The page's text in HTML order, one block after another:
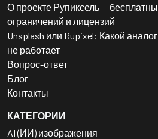
О проекте Рупиксель —
ограничений и лицензий
Unsplash или Rupixel: Какой
не работает
Вопрос-ответ
Блог
Контакты
КАТЕГОРИИ
AI (ИИ) изображения